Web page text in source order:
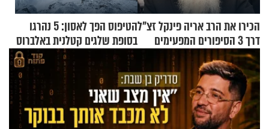
הכירו את הרב אריה פינקל זצ"ל
דרך 3 הסיפורים המפעימים
האלה
הטיפוס הפך לאסון: 5 נהרגו
בסופת שלגים קטלנית באלברוס